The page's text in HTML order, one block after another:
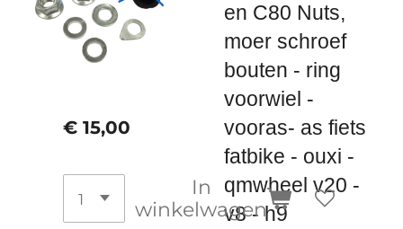
en C80 Nuts,
moer schroef
bouten - ring
voorwiel -
vooras- as fiets
fatbike - ouxi -
qmwheel v20 -
v8 - h9
€ 15,00
In
winkelwagen